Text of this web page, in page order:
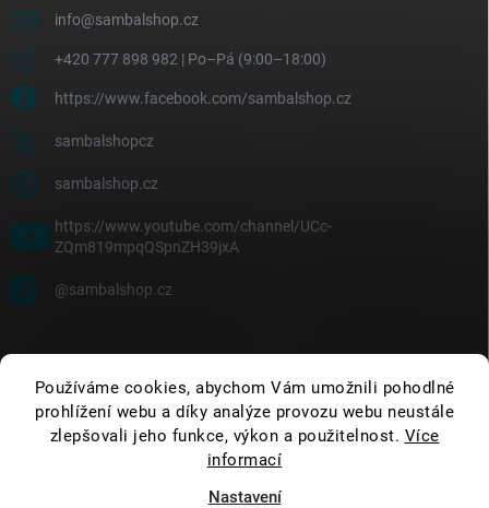
Používáme cookies, abychom Vám umožnili pohodlné
prohlížení webu a díky analýze provozu webu neustále
zlepšovali jeho funkce, výkon a použitelnost. Více
informací
Nastavení
info@sambalshop.cz
+420 777 898 982 | Po–Pá (9:00–18:00)
https://www.facebook.com/sambalshop.cz
sambalshopcz
sambalshop.cz
https://www.youtube.com/channel/UCc-
ZQm819mpqQSpnZH39jxA
@sambalshop.cz
. Všechna práva vyhrazena.